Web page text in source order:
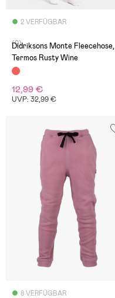
2 VERFÜGBAR
(0)
Didriksons Monte Fleecehose,
Termos Rusty Wine
12,99 €
UVP: 32,99 €
8 VERFÜGBAR